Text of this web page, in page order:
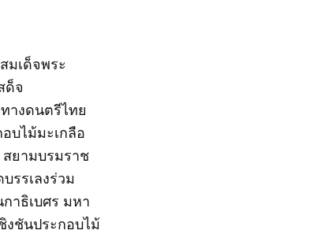
มเด็จพระ
ด็จ
างดนตรีไทย
บไม้มะเกลือ
สยามบรมราช
รรเลงร่วม
าธิเบศร มหา
งชันประกอบไม้